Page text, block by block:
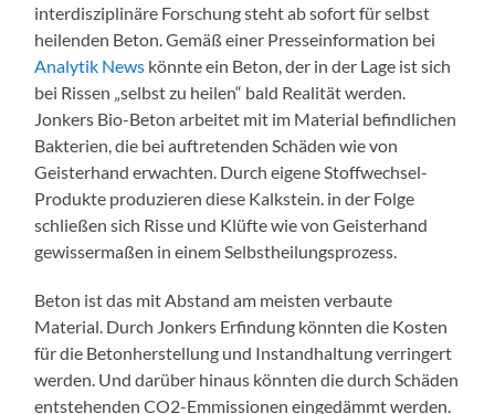
interdisziplinäre Forschung steht ab sofort für selbst
heilenden Beton. Gemäß einer Presseinformation bei
Analytik News könnte ein Beton, der in der Lage ist sich
bei Rissen „selbst zu heilen“ bald Realität werden.
Jonkers Bio-Beton arbeitet mit im Material befindlichen
Bakterien, die bei auftretenden Schäden wie von
Geisterhand erwachten. Durch eigene Stoffwechsel-
Produkte produzieren diese Kalkstein. in der Folge
schließen sich Risse und Klüfte wie von Geisterhand
gewissermaßen in einem Selbstheilungsprozess.
Beton ist das mit Abstand am meisten verbaute
Material. Durch Jonkers Erfindung könnten die Kosten
für die Betonherstellung und Instandhaltung verringert
werden. Und darüber hinaus könnten die durch Schäden
entstehenden CO2-Emmissionen eingedämmt werden.